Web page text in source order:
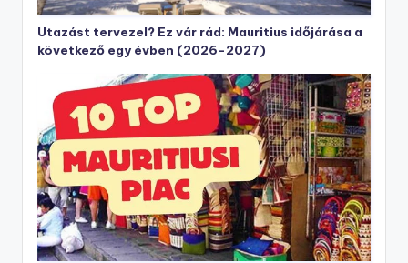
Utazást tervezel? Ez vár rád: Mauritius időjárása a
következő egy évben (2026-2027)